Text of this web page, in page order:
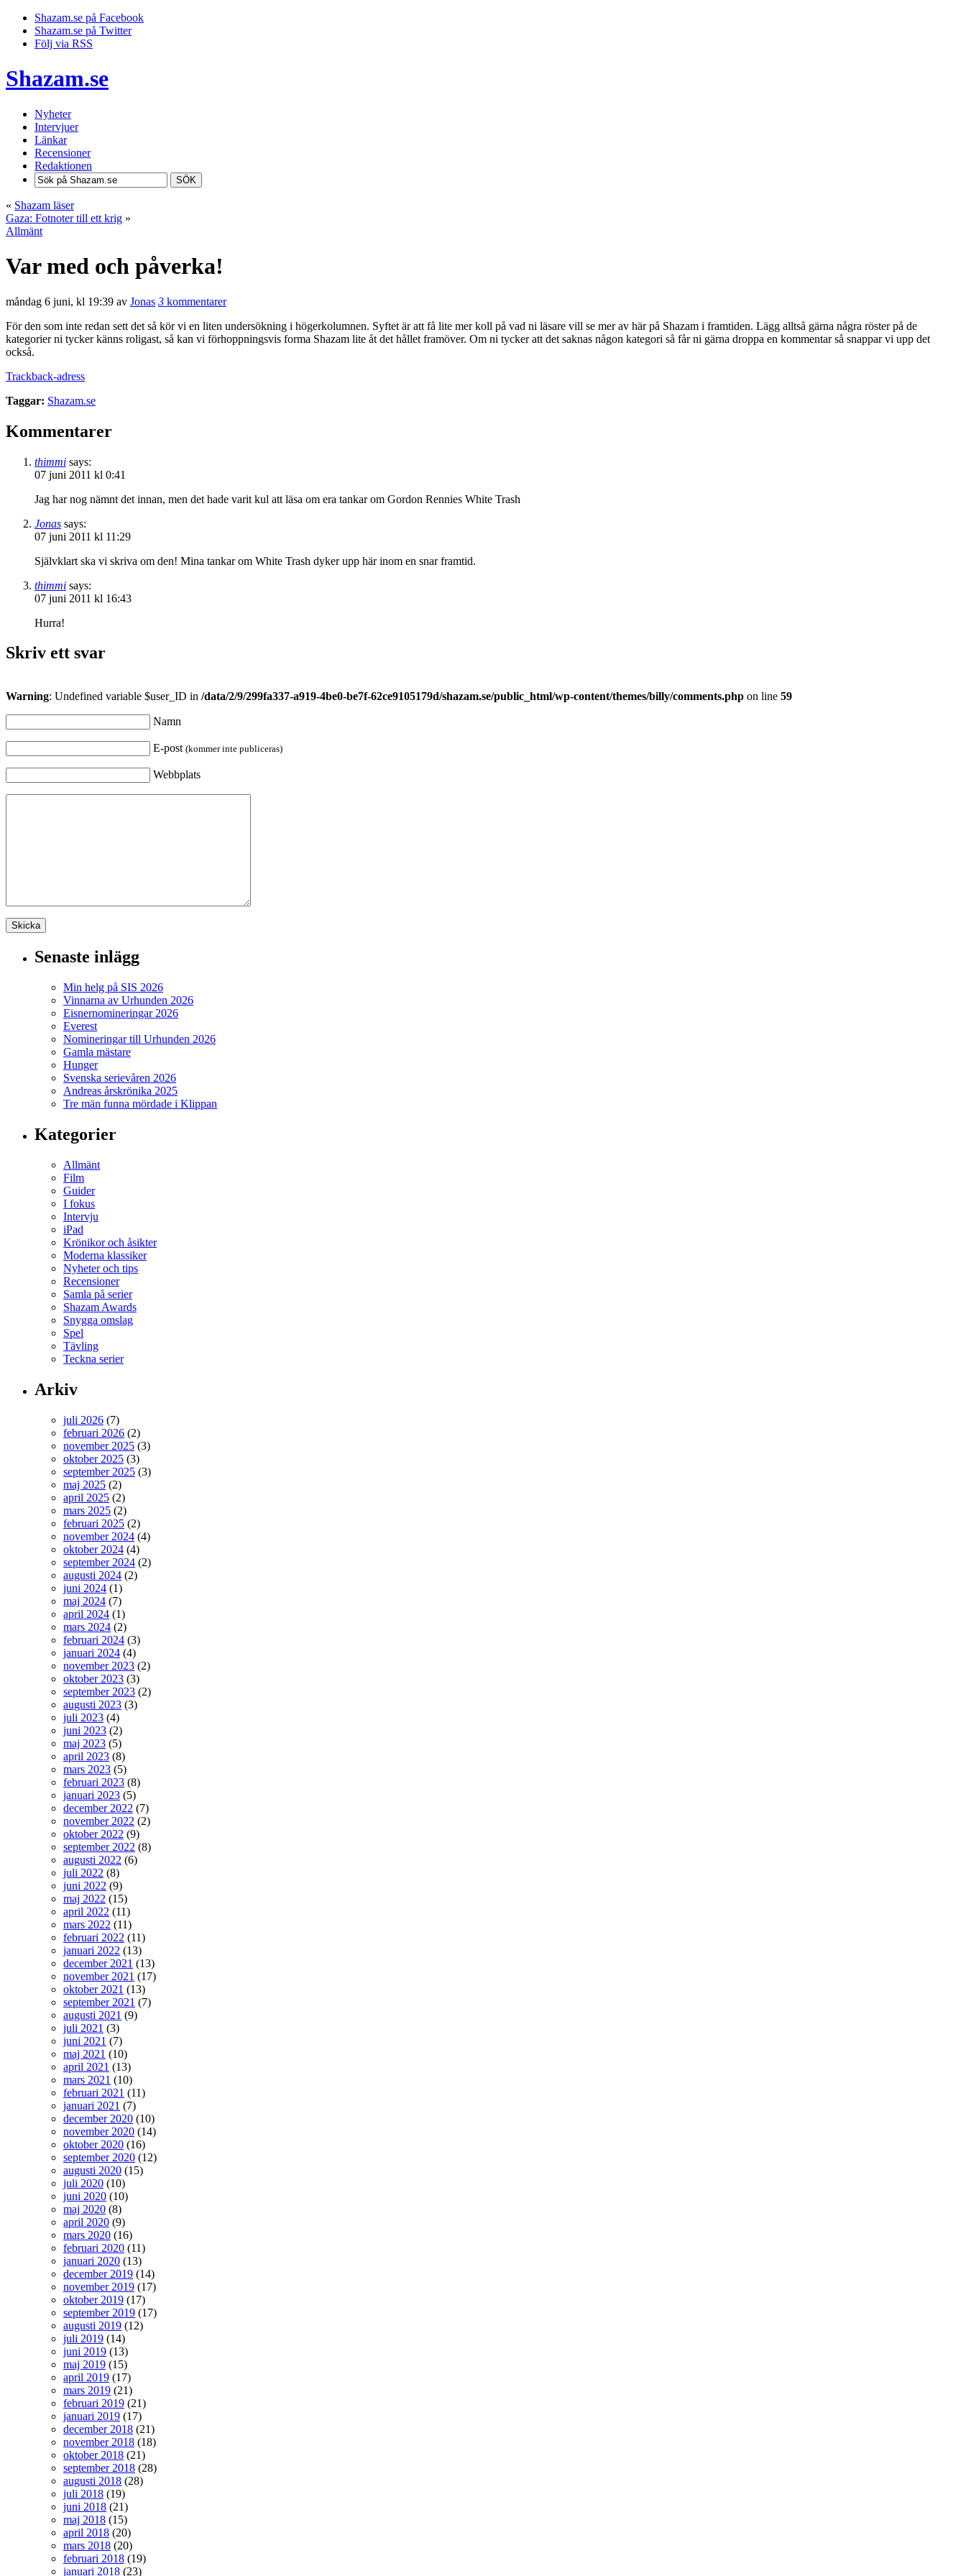
Shazam.se på Facebook
Shazam.se på Twitter
Följ via RSS
Shazam.se
Nyheter
Intervjuer
Länkar
Recensioner
Redaktionen
SÖK
« Shazam läser
Gaza: Fotnoter till ett krig »
Allmänt
Var med och påverka!
måndag 6 juni, kl 19:39 av Jonas 3 kommentarer
För den som inte redan sett det så kör vi en liten undersökning i högerkolumnen. Syftet är att få lite mer koll på vad ni läsare vill se mer av här på Shazam i framtiden. Lägg alltså gärna några röster på de
kategorier ni tycker känns roligast, så kan vi förhoppningsvis forma Shazam lite åt det hållet framöver. Om ni tycker att det saknas någon kategori så får ni gärna droppa en kommentar så snappar vi upp det
också.
Trackback-adress
Taggar: Shazam.se
Kommentarer
thimmi says:
07 juni 2011 kl 0:41
Jag har nog nämnt det innan, men det hade varit kul att läsa om era tankar om Gordon Rennies White Trash
Jonas says:
07 juni 2011 kl 11:29
Självklart ska vi skriva om den! Mina tankar om White Trash dyker upp här inom en snar framtid.
thimmi says:
07 juni 2011 kl 16:43
Hurra!
Skriv ett svar
Warning: Undefined variable $user_ID in /data/2/9/299fa337-a919-4be0-be7f-62ce9105179d/shazam.se/public_html/wp-content/themes/billy/comments.php on line 59
Namn
E-post (kommer inte publiceras)
Webbplats
Senaste inlägg
Min helg på SIS 2026
Vinnarna av Urhunden 2026
Eisnernomineringar 2026
Everest
Nomineringar till Urhunden 2026
Gamla mästare
Hunger
Svenska serievåren 2026
Andreas årskrönika 2025
Tre män funna mördade i Klippan
Kategorier
Allmänt
Film
Guider
I fokus
Intervju
iPad
Krönikor och åsikter
Moderna klassiker
Nyheter och tips
Recensioner
Samla på serier
Shazam Awards
Snygga omslag
Spel
Tävling
Teckna serier
Arkiv
juli 2026 (7)
februari 2026 (2)
november 2025 (3)
oktober 2025 (3)
september 2025 (3)
maj 2025 (2)
april 2025 (2)
mars 2025 (2)
februari 2025 (2)
november 2024 (4)
oktober 2024 (4)
september 2024 (2)
augusti 2024 (2)
juni 2024 (1)
maj 2024 (7)
april 2024 (1)
mars 2024 (2)
februari 2024 (3)
januari 2024 (4)
november 2023 (2)
oktober 2023 (3)
september 2023 (2)
augusti 2023 (3)
juli 2023 (4)
juni 2023 (2)
maj 2023 (5)
april 2023 (8)
mars 2023 (5)
februari 2023 (8)
januari 2023 (5)
december 2022 (7)
november 2022 (2)
oktober 2022 (9)
september 2022 (8)
augusti 2022 (6)
juli 2022 (8)
juni 2022 (9)
maj 2022 (15)
april 2022 (11)
mars 2022 (11)
februari 2022 (11)
januari 2022 (13)
december 2021 (13)
november 2021 (17)
oktober 2021 (13)
september 2021 (7)
augusti 2021 (9)
juli 2021 (3)
juni 2021 (7)
maj 2021 (10)
april 2021 (13)
mars 2021 (10)
februari 2021 (11)
januari 2021 (7)
december 2020 (10)
november 2020 (14)
oktober 2020 (16)
september 2020 (12)
augusti 2020 (15)
juli 2020 (10)
juni 2020 (10)
maj 2020 (8)
april 2020 (9)
mars 2020 (16)
februari 2020 (11)
januari 2020 (13)
december 2019 (14)
november 2019 (17)
oktober 2019 (17)
september 2019 (17)
augusti 2019 (12)
juli 2019 (14)
juni 2019 (13)
maj 2019 (15)
april 2019 (17)
mars 2019 (21)
februari 2019 (21)
januari 2019 (17)
december 2018 (21)
november 2018 (18)
oktober 2018 (21)
september 2018 (28)
augusti 2018 (28)
juli 2018 (19)
juni 2018 (21)
maj 2018 (15)
april 2018 (20)
mars 2018 (20)
februari 2018 (19)
januari 2018 (23)